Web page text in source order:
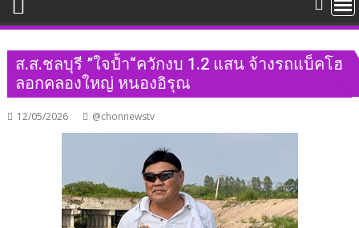
ส.ส.ชลบุรี ”ใจป้ำ“ควักงบ 1.2 แสน จ้างรถแบ็คโฮ
ลอกคลองใหญ่ หนองอิรุณ
12/05/2026 @chonnewstv